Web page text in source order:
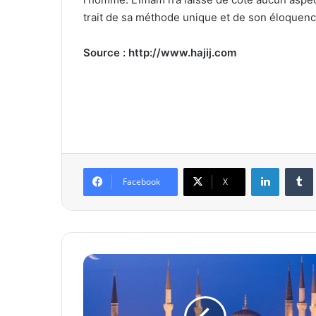
trait de sa méthode unique et de son
Source : http://www.hajij.com
Facebook X
L